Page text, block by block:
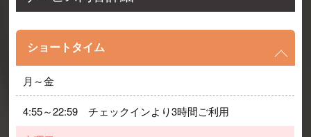
ショートタイム
月～金
4:55～22:59　チェックインより3時間ご利用